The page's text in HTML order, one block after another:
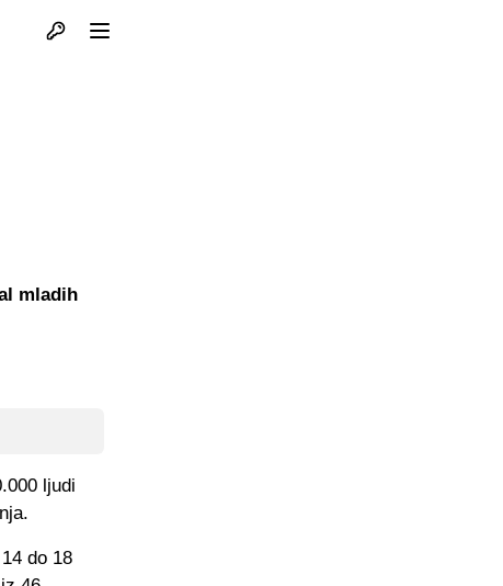
Otvori profil
mladih
ljudi
do 18